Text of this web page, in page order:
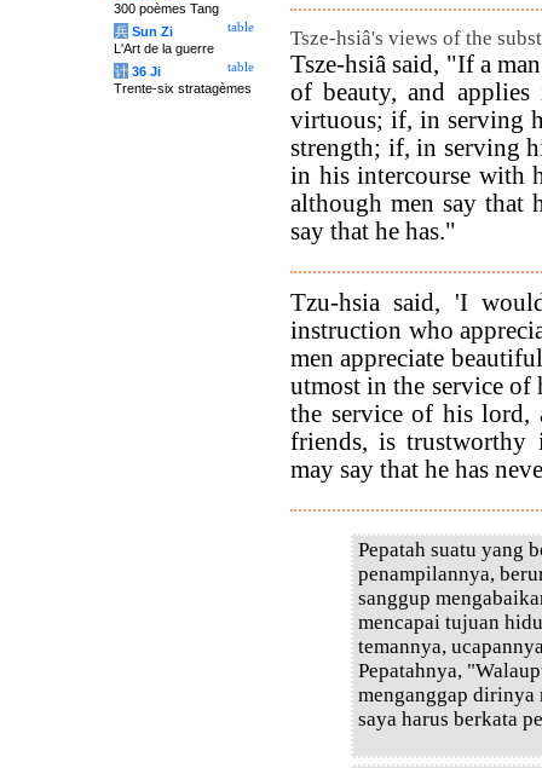
Tsze-hsiâ's views of the
Tsze-hsiâ said, "If a
of beauty, and
virtuous; if, in serving
strength; if, in serving
in his intercourse with
although men say that
say that he has."
Tzu-hsia said, 'I
instruction who
men appreciate
utmost in the service of
the service of his
friends, is trustworthy
may say that he has
Pepatah suatu yang
penampilannya,
sanggup
mencapai tujuan
temannya,
Pepatahnya,
menganggap dirinya
saya harus berkata
300 poèmes Tang
table
兵 Sun Zi
L'Art de la guerre
table
计 36 Ji
Trente-six stratagèmes